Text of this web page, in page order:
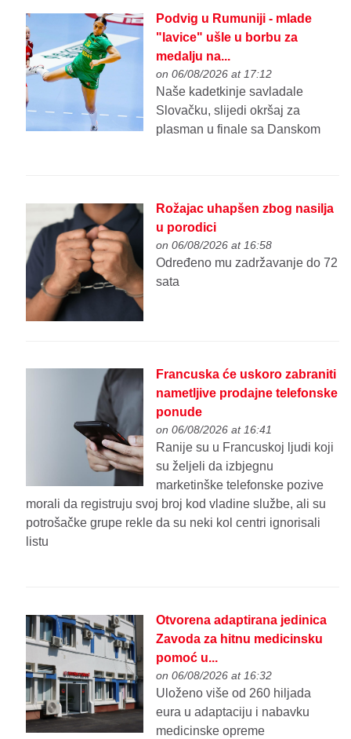
Podvig u Rumuniji - mlade
"lavice" ušle u borbu za
medalju na...
on 06/08/2026 at 17:12
Naše kadetkinje savladale
Slovačku, slijedi okršaj za
plasman u finale sa Danskom
Rožajac uhapšen zbog nasilja
u porodici
on 06/08/2026 at 16:58
Određeno mu zadržavanje do 72
sata
Francuska će uskoro zabraniti
nametljive prodajne telefonske
ponude
on 06/08/2026 at 16:41
Ranije su u Francuskoj ljudi koji
su željeli da izbjegnu
marketinške telefonske pozive
morali da registruju svoj broj kod vladine službe, ali su
potrošačke grupe rekle da su neki kol centri ignorisali
listu
Otvorena adaptirana jedinica
Zavoda za hitnu medicinsku
pomoć u...
on 06/08/2026 at 16:32
Uloženo više od 260 hiljada
eura u adaptaciju i nabavku
medicinske opreme